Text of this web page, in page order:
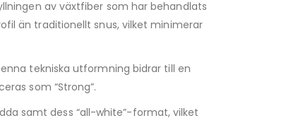
av växtfiber som har behandlats
än traditionellt snus, vilket minimerar
tekniska utformning bidrar till en
som “Strong”.
samt dess “all-white”-format, vilket